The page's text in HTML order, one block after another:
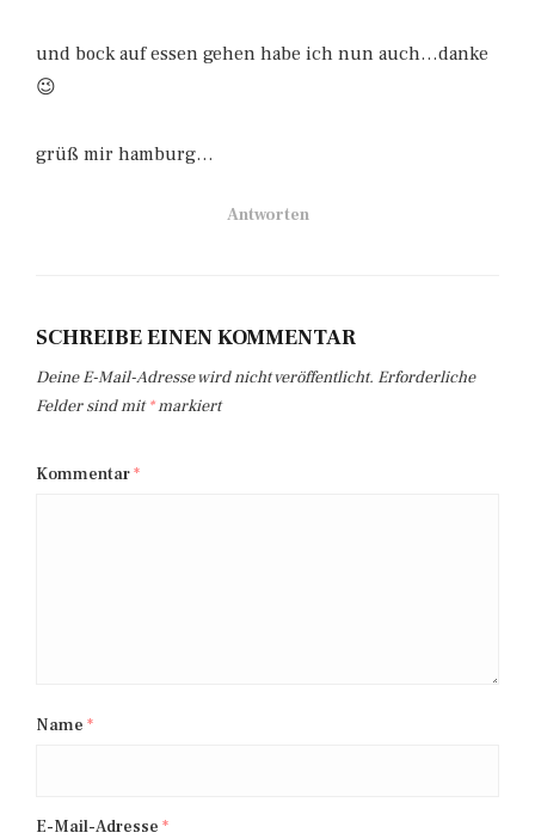
und bock auf essen gehen habe ich nun auch…danke
😉
grüß mir hamburg…
Antworten
SCHREIBE EINEN KOMMENTAR
Deine E-Mail-Adresse wird nicht veröffentlicht. Erforderliche
Felder sind mit*markiert
Kommentar*
Name *
E-Mail-Adresse *